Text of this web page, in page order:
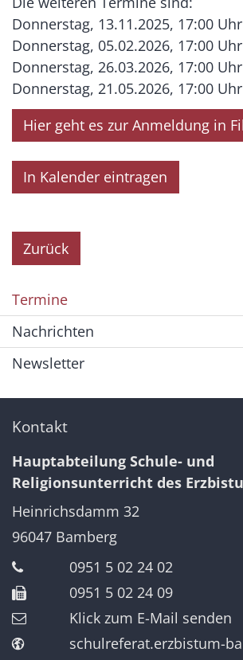
Donnerstag, 13.11.2025, 17:00
Donnerstag, 05.02.2026, 17:00
Donnerstag, 26.03.2026, 17:00
Donnerstag, 21.05.2026, 17:00
Hier geht es zur Anmeldung in
In Kalender eintragen
Zurück
Termine
Nachrichten
Newsletter
Kontakt
Hauptabteilung Schule- und
Religionsunterricht des
Heinrichsdamm 32
96047 Bamberg
0951 5 02 24 02
0951 5 02 24 09
Klick zum E-Mail senden
schulreferat.erzbistum-